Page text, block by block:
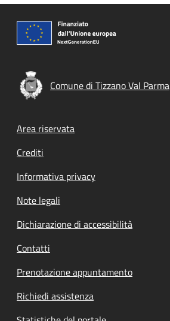
Comune di Tizzano Val Parma
Footer menu
Area riservata
Crediti
Informativa privacy
Note legali
Dichiarazione di accessibilità
Contatti
Prenotazione appuntamento
Richiedi assistenza